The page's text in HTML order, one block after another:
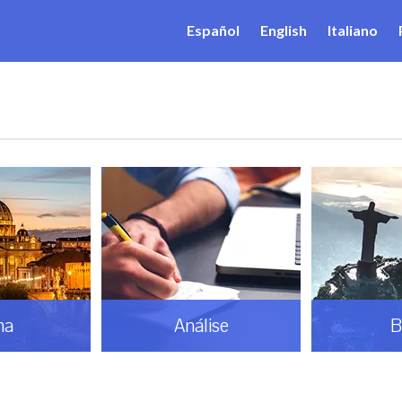
Español English Italiano
Análise